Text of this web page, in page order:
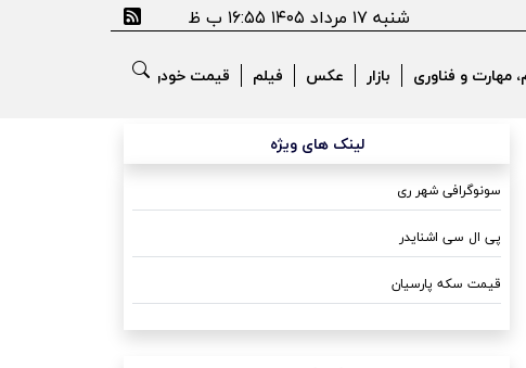
شنبه ۱۷ مرداد ۱۴۰۵ ۱۶:۵۵ ب ظ
مهارت و فناوری بازار عکس فیلم قیمت خودرو
لینک های ویژه
سونوگرافی شهر ری
پی ال سی اشنایدر
قیمت سکه پارسیان